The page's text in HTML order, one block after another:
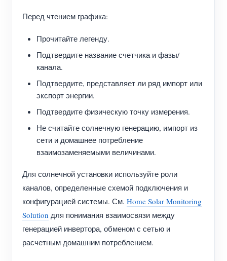
Перед чтением графика:
Прочитайте легенду.
Подтвердите название счетчика и фазы/
канала.
Подтвердите, представляет ли ряд импорт или
экспорт энергии.
Подтвердите физическую точку измерения.
Не считайте солнечную генерацию, импорт из
сети и домашнее потребление
взаимозаменяемыми величинами.
Для солнечной установки используйте роли
каналов, определенные схемой подключения и
конфигурацией системы. См. Home Solar Monitoring
Solution для понимания взаимосвязи между
генерацией инвертора, обменом с сетью и
расчетным домашним потреблением.